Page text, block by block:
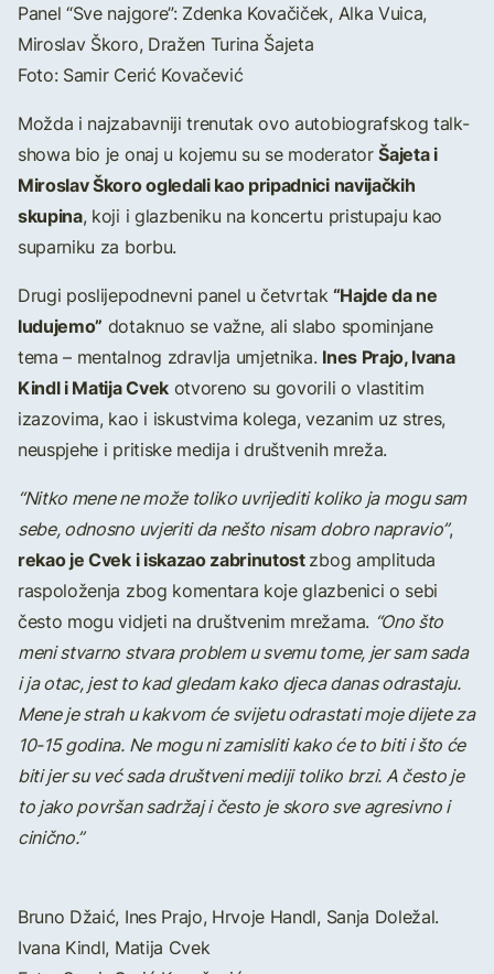
Panel “Sve najgore”: Zdenka Kovačiček, Alka Vuica,
Miroslav Škoro, Dražen Turina Šajeta
Foto: Samir Cerić Kovačević
Možda i najzabavniji trenutak ovo autobiografskog talk-
showa bio je onaj u kojemu su se moderatorŠajeta i
Miroslav Škoro ogledali kao pripadnici navijačkih
skupina, koji i glazbeniku na koncertu pristupaju kao
suparniku za borbu.
Drugi poslijepodnevni panel u četvrtak“Hajde da ne
ludujemo” dotaknuo se važne, ali slabo spominjane
tema – mentalnog zdravlja umjetnika. Ines Prajo, Ivana
Kindl i Matija Cvekotvoreno su govorili o vlastitim
izazovima, kao i iskustvima kolega, vezanim uz stres,
neuspjehe i pritiske medija i društvenih mreža.
“Nitko mene ne može toliko uvrijediti koliko ja mogu sam
sebe, odnosno uvjeriti da nešto nisam dobro napravio”,
rekao je Cvek i iskazao zabrinutostzbog amplituda
raspoloženja zbog komentara koje glazbenici o sebi
često mogu vidjeti na društvenim mrežama. “Ono što
meni stvarno stvara problem u svemu tome, jer sam sada
i ja otac, jest to kad gledam kako djeca danas odrastaju.
Mene je strah u kakvom će svijetu odrastati moje dijete za
10-15 godina. Ne mogu ni zamisliti kako će to biti i što će
biti jer su već sada društveni mediji toliko brzi. A često je
to jako površan sadržaj i često je skoro sve agresivno i
cinično.”
Bruno Džaić, Ines Prajo, Hrvoje Handl, Sanja Doležal.
Ivana Kindl, Matija Cvek